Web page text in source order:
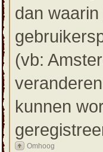
dan
(vb:
kunnen
Omhoog